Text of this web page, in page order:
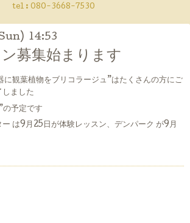
tel : 080-3668-7530
14:53
募集始まります
に観葉植物をブリコラージュ”はたくさんの方にご
しました
予定です
は9月25日が体験レッスン、デンパーク が9月